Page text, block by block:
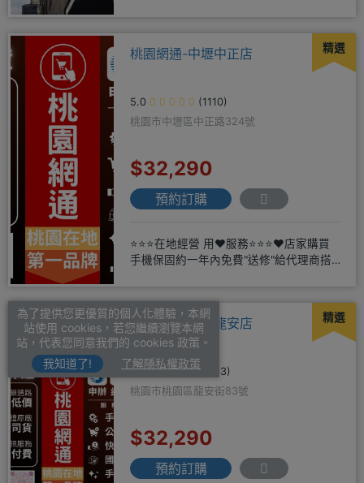
精選
桃園網通-中壢中正店
5.0
(1110)
桃園市中壢區中正路324號
$32,290
預約訂購
⭐⭐⭐在地經營 用❤️服務⭐⭐⭐❤️店家購買
手機保固約一年內免費"送修"給代理商搭
精選
桃園網通-桃園龍安店
4.9
(1693)
桃園市桃園區龍安街83號
$32,290
預約訂購
為了提供您更優質的個人化體驗，本網
站使用 cookies，若您繼續瀏覽本網
站，代表您同意我們的 cookies 政策。
我知道了!
了解隱私權政策